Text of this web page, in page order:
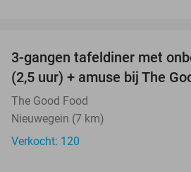
3-gangen tafeldiner met
(2,5 uur) + amuse bij The
The Good Food
Nieuwegein (7 km)
Verkocht: 120